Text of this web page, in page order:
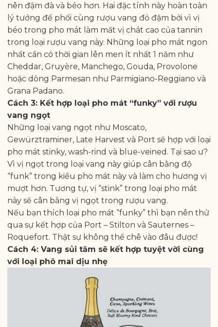
nên đậm đà và béo hơn. Hai đặc tính này hoàn toàn
lý tưởng để phối cùng rượu vang đỏ đậm bởi vì vị
béo trong pho mát làm mất vị chát cao của tannin
trong loại rượu vang này. Những loại pho mát ngon
nhất cần có thời gian lên men ít nhất 1 năm như
Cheddar, Gruyère, Manchego, Gouda, Provolone
hoặc dòng Parmesan như Parmigiano-Reggiano và
Grana Padano.
Cách 3: Kết hợp loại pho mát “funky” với rượu
vang ngọt
Những loại vang ngọt như Moscato,
Gewürztraminer, Late Harvest và Port sẽ hợp với loại
pho mát stinky, wash-rind và blue-veined. Tại sao ư?
Vì vị ngọt trong loại vang này giúp cân bằng độ
“funk” trong kiểu pho mát này và làm cho hương vị
mượt hơn. Tương tự, vị “stink” trong loại pho mát
này sẽ cân bằng vị ngọt trong rượu vang.
Nếu bạn thích loại pho mát “funky” thì bạn nên thử
qua sự kết hợp của Port – Stilton và Sauternes –
Roquefort. Thật sự không thể chê vào đâu được!
Cách 4: Vang sủi tăm sẽ kết hợp tuyệt vời cùng
với loại phô mai dịu nhẹ